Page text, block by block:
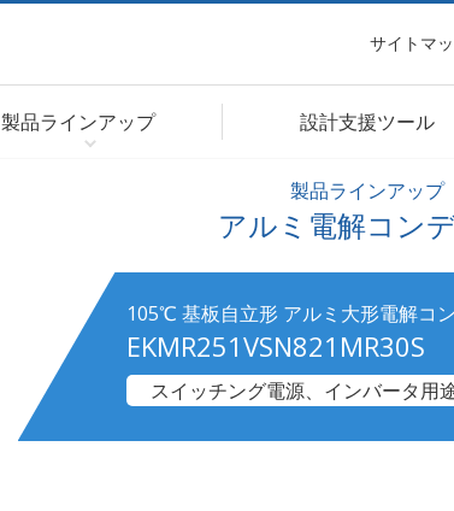
サイトマ
製品ラインアップ 設計支援ツール
製品ラインアップ
アルミ電解コン
105℃ 基板自立形 アルミ大形電解コ
EKMR251VSN821MR30S
スイッチング電源、インバータ用